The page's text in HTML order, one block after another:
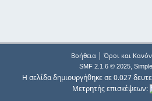
Βοήθεια| Όροι και
SMF 2.1.6 © 2025,
Η σελίδα δημιουργήθηκε σε 0.027
Μετρητής επισκέψεων: